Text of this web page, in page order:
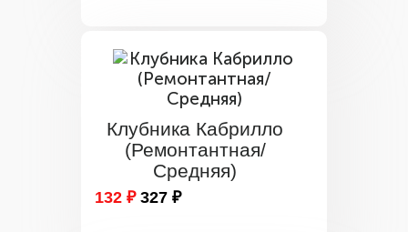
Клубника Кабрилло
(Ремонтантная/
Средняя)
132 ₽ 327 ₽